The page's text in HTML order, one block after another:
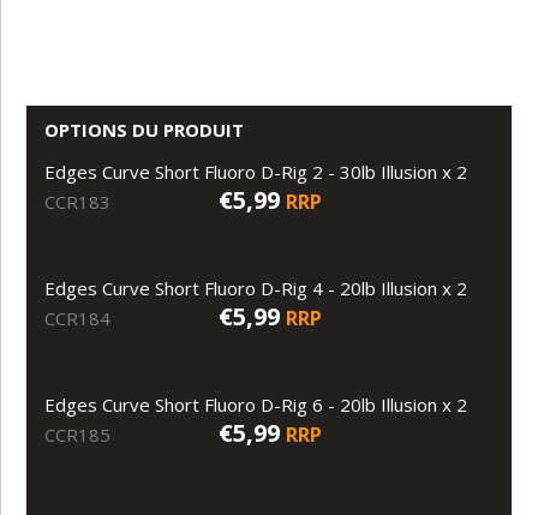
OPTIONS DU PRODUIT
Edges Curve Short Fluoro D-Rig 2 - 30lb Illusion x 2
CCR183
€5,99 RRP
Edges Curve Short Fluoro D-Rig 4 - 20lb Illusion x 2
CCR184
€5,99 RRP
Edges Curve Short Fluoro D-Rig 6 - 20lb Illusion x 2
CCR185
€5,99 RRP